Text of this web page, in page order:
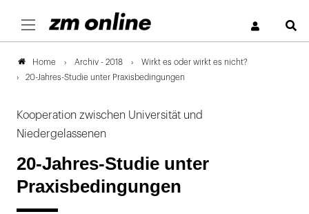
Home Archiv - 2018
Wirkt es oder wirkt es nicht?
20-Jahres-Studie unter Praxisbedingungen
Kooperation zwischen Universität und
Niedergelassenen
20-Jahres-Studie unter
Praxisbedingungen